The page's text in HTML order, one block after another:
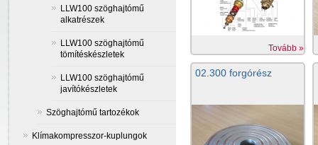
LLW100 szöghajtómű
alkatrészek
LLW100 szöghajtómű
tömítéskészletek
LLW100 szöghajtómű
javítókészletek
Szöghajtómű tartozékok
Klímakompresszor-kuplungok
Tovább »
02.300 forgórész